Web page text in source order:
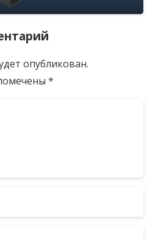
опубликован.
*